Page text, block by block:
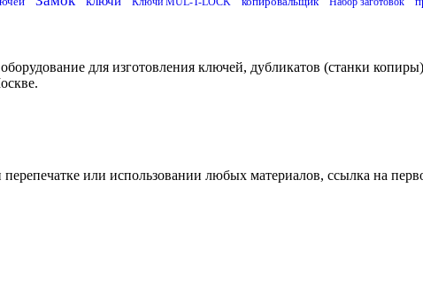
для изготовления ключей, дубликатов (станки
или использовании любых материалов, ссылка на